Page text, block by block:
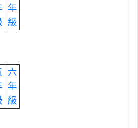
年
級
六
年
級